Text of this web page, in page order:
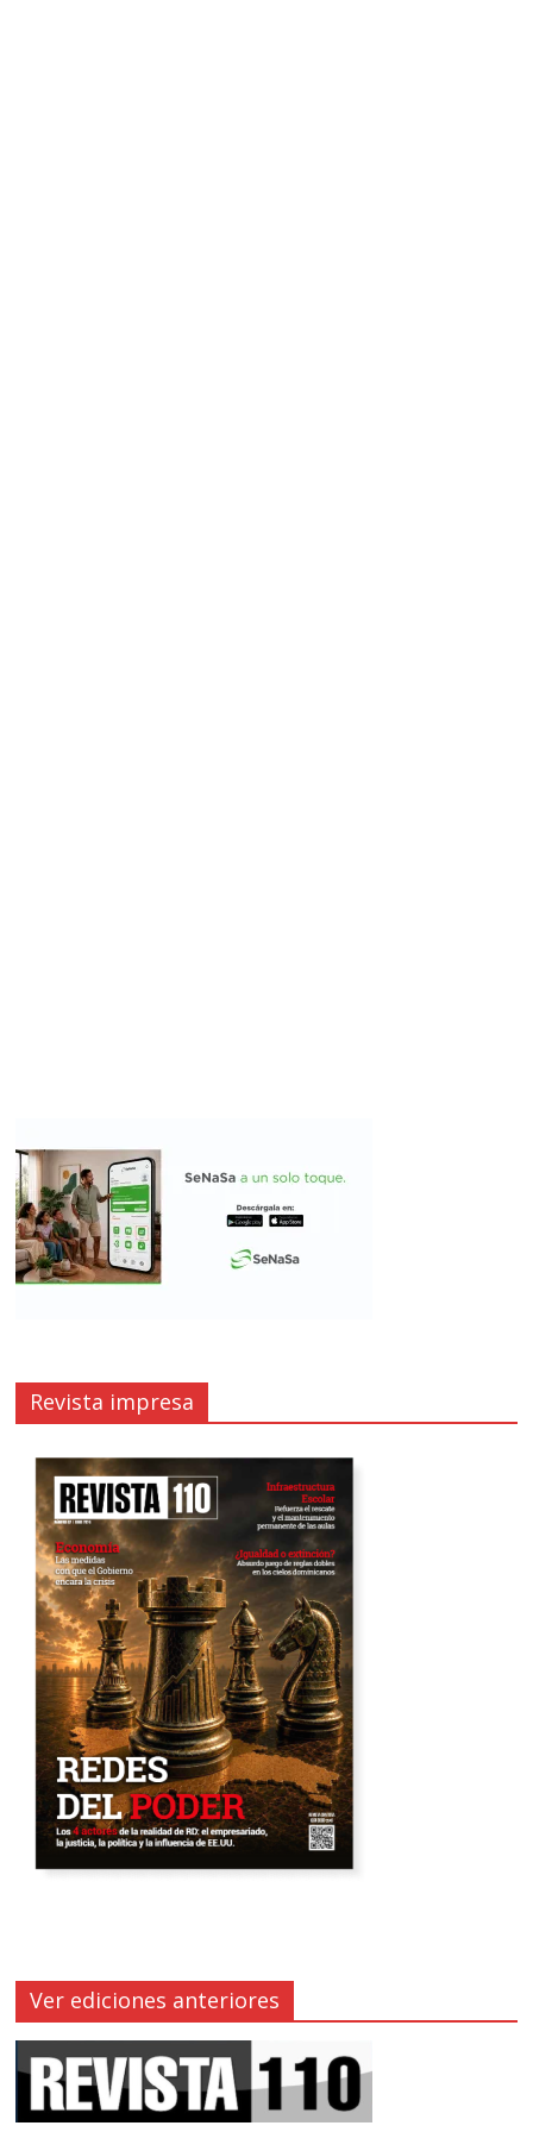
Revista impresa
Ver ediciones anteriores